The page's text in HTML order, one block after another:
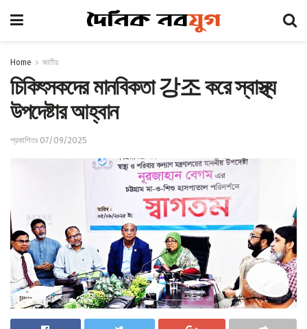
Home জাতীয়
চিকিৎসকদের মানবিকতা 강조 করে স্বাস্থ্য
উপদেষ্টার আহ্বান
প্রকাশিতঃ 07/09/2025